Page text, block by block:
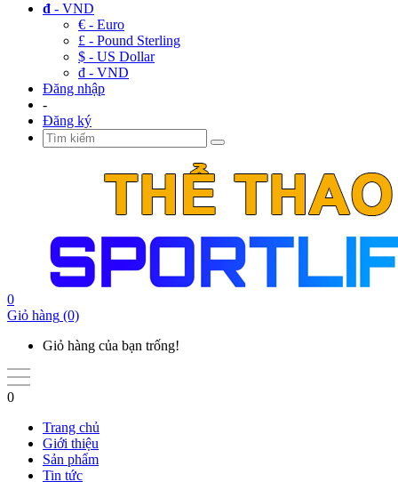
đ - VND
€ - Euro
£ - Pound Sterling
$ - US Dollar
đ - VND
Đăng nhập
-
Đăng ký
0
Giỏ hàng (0)
Giỏ hàng của bạn trống!
0
Trang chủ
Giới thiệu
Sản phẩm
Tin tức